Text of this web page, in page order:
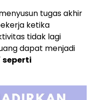
tugas akhir
ketika
tidak lagi
dapat menjadi
seperti